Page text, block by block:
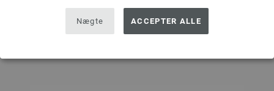
Nægte ACCEPTER ALLE